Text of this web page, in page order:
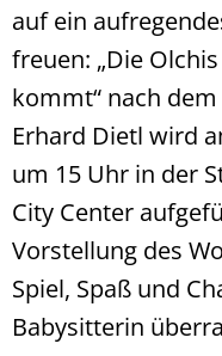
auf ein
freuen: „Die
kommt“ nach
Erhard Dietl wird
um 15 Uhr in der
City Center
Vorstellung des
Spiel, Spaß und
Babysitterin